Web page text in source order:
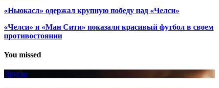
«Ньюкасл» одержал крупную победу над «Челси»
«Челси» и «Ман Сити» показали красивый футбол в своем
противостоянии
You missed
Другое